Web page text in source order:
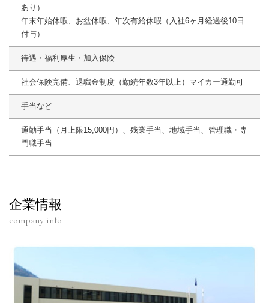
あり）
年末年始休暇、お盆休暇、年次有給休暇（入社6ヶ月経過後10日
付与）
待遇・福利厚生・加入保険
社会保険完備、退職金制度（勤続年数3年以上）マイカー通勤可
手当など
通勤手当（月上限15,000円）、残業手当、地域手当、管理職・専
門職手当
企業情報
company info